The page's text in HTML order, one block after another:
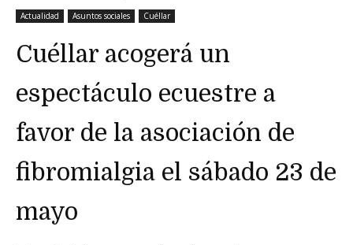
Actualidad Asuntos sociales Cuéllar
Cuéllar acogerá un
espectáculo ecuestre a
favor de la asociación de
fibromialgia el sábado 23 de
mayo